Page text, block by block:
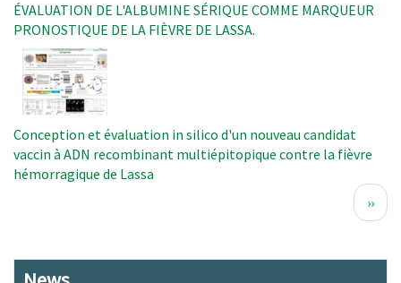
ÉVALUATION DE L'ALBUMINE SÉRIQUE COMME MARQUEUR
PRONOSTIQUE DE LA FIÈVRE DE LASSA.
Image
Conception et évaluation in silico d'un nouveau candidat
vaccin à ADN recombinant multiépitopique contre la fièvre
hémorragique de Lassa
Page
››